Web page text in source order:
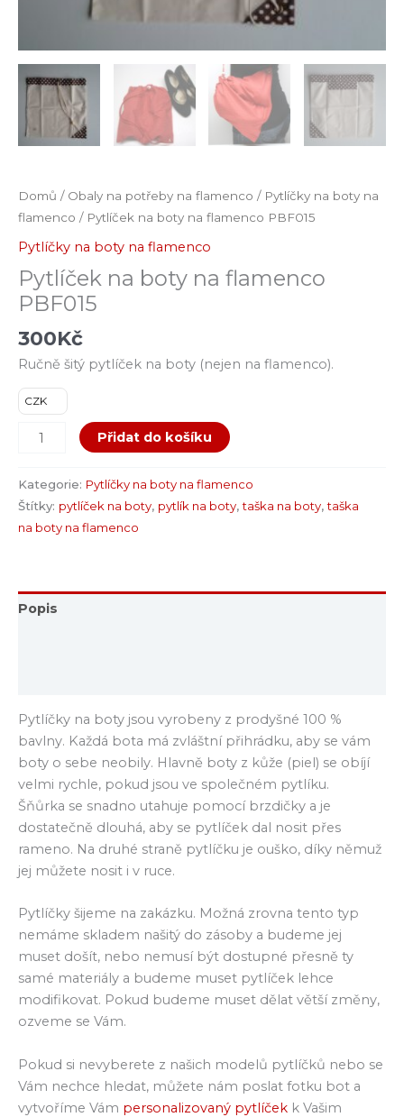
Domů / Obaly na potřeby na flamenco / Pytlíčky na boty na
flamenco / Pytlíček na boty na flamenco PBF015
Pytlíčky na boty na flamenco
Pytlíček na boty na flamenco
PBF015
300Kč
Ručně šitý pytlíček na boty (nejen na flamenco).
CZK
Přidat do košíku
Kategorie: Pytlíčky na boty na flamenco
Štítky: pytlíček na boty, pytlík na boty,taška na boty,taška
na boty na flamenco
Popis
Pytlíčky na boty jsou vyrobeny z prodyšné 100 %
bavlny. Každá bota má zvláštní přihrádku, aby se vám
boty o sebe neobily. Hlavně boty z kůže (piel) se obíjí
velmi rychle, pokud jsou ve společném pytlíku.
Šňůrka se snadno utahuje pomocí brzdičky a je
dostatečně dlouhá, aby se pytlíček dal nosit přes
rameno. Na druhé straně pytlíčku je ouško, díky němuž
jej můžete nosit i v ruce.
Pytlíčky šijeme na zakázku. Možná zrovna tento typ
nemáme skladem našitý do zásoby a budeme jej
muset došít, nebo nemusí být dostupné přesně ty
samé materiály a budeme muset pytlíček lehce
modifikovat. Pokud budeme muset dělat větší změny,
ozveme se Vám.
Pokud si nevyberete z našich modelů pytlíčků nebo se
Vám nechce hledat, můžete nám poslat fotku bot a
vytvoříme Vám personalizovaný pytlíček k Vašim